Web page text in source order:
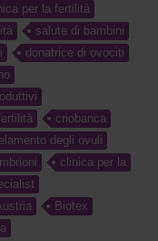
per la fertilità
salute di bambini
donatrice di ovociti
criobanca
degli ovuli
clinica per la
Biotex